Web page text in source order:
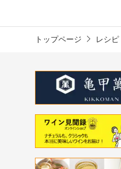
トップページ レシピ